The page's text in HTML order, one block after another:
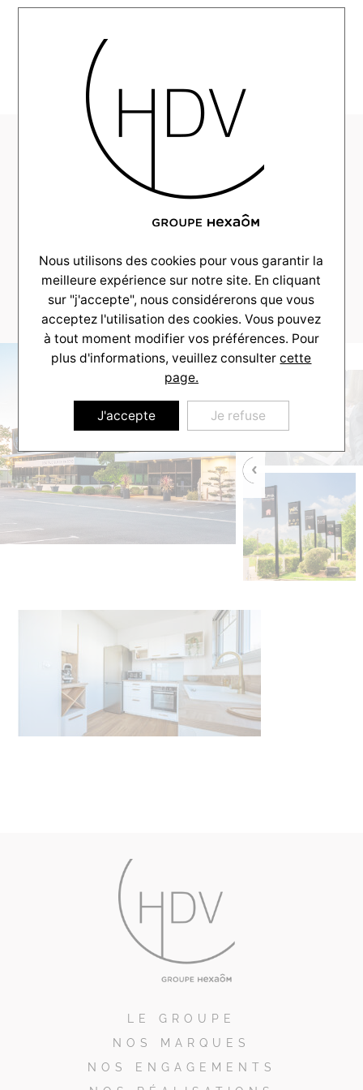
HDV-
AlphaConstructions-
Realisation-
LegeCapFerret–
_0023_20250116-
AG3A8116-HDR
LE GROUPE
NOS MARQUES
NOS ENGAGEMENTS
Nous utilisons des cookies pour vous garantir la
meilleure expérience sur notre site. En cliquant
sur "j'accepte", nous considérerons que vous
acceptez l'utilisation des cookies. Vous pouvez
à tout moment modifier vos préférences. Pour
plus d'informations, veuillez consultercette
page.
J'accepte Je refuse